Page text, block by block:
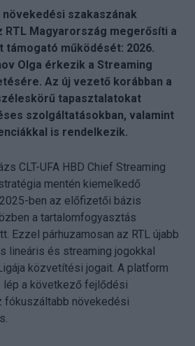
szakaszának
RTL Magyarország megerősíti a
támogató működését: 2026.
Olga érkezik a Streaming
Az új vezető korábban a
tapasztalatokat
szolgáltatásokban, valamint
is rendelkezik.
CLT-UFA HBD Chief Streaming
mentén kiemelkedő
ben az előfizetői bázis
a tartalomfogyasztás
Ezzel párhuzamosan az RTL újabb
lineáris és streaming jogokkal
közvetítési jogait. A platform
lép a következő fejlődési
fókuszáltabb növekedési